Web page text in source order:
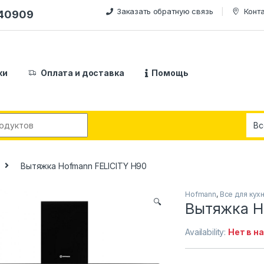
Заказать обратную связь
Оплата и доставка Помощь
Вытяжка Hofmann FELICITY H90
🔍
Hofmann, Все для
Вытяжка
Availability: Нет в